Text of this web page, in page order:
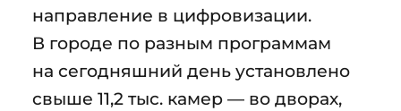
направление в цифровизации.
В городе по разным программам
на сегодняшний день установлено
свыше 11,2 тыс. камер — во дворах,